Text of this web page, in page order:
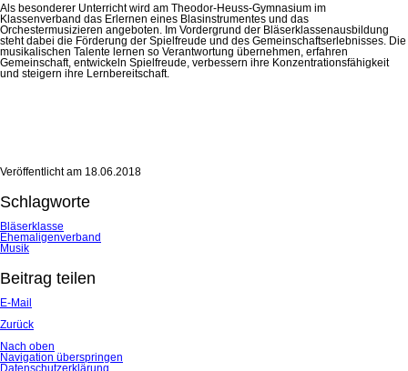
Als besonderer Unterricht wird am Theodor-Heuss-Gymnasium im
Klassenverband das Erlernen eines Blasinstrumentes und das
Orchestermusizieren angeboten. Im Vordergrund der Bläserklassenausbil­dung
steht dabei die Förderung der Spielfreude und des Gemeinschaftserlebnisses. Die
musikalischen Talente lernen so Verantwortung überneh­men, erfahren
Gemeinschaft, entwickeln Spielfreude, verbessern ihre Konzentrationsfähigkeit
und steigern ihre Lernbereitschaft.
Veröffentlicht am 18.06.2018
Schlagworte
Bläserklasse
Ehemaligenverband
Musik
Beitrag teilen
E-Mail
Zurück
Nach oben
Navigation überspringen
Datenschutzerklärung